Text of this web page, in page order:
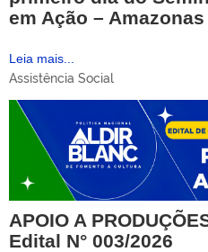
em Ação – Amazonas
Leia mais...
Assistência Social
APOIO A
Edital N° 003/2026